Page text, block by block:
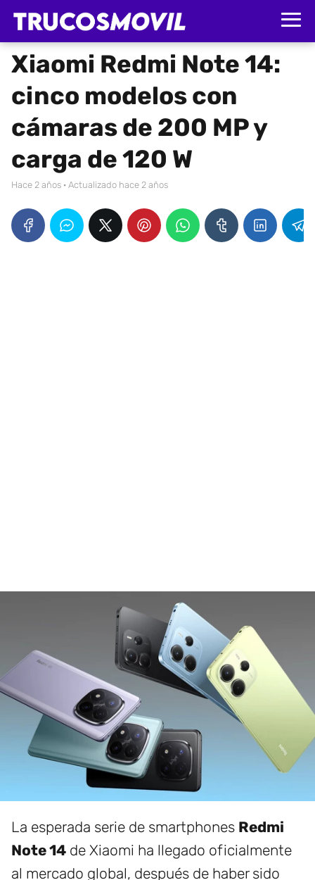
Xiaomi Redmi Note 14:
cinco modelos con
cámaras de 200 MP y
carga de 120 W
hace 2 años · Actualizado hace 2 años
La esperada serie de smartphones Redmi
Note 14 de Xiaomi ha llegado oficialmente
al mercado global, después de haber sido